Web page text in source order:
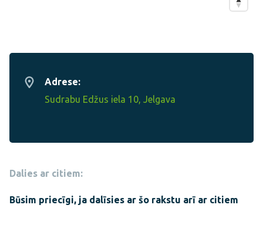
Adrese:
Sudrabu Edžus iela 10, Jelgava
Dalies ar citiem:
Būsim priecīgi, ja dalīsies ar šo rakstu arī ar citiem